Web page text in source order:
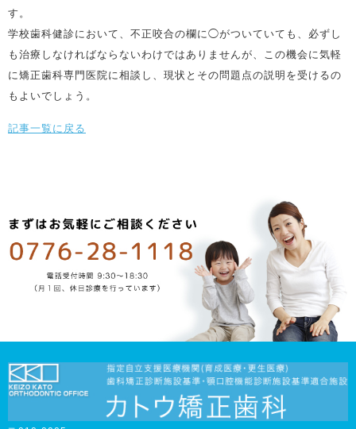
す。
学校歯科健診において、不正咬合の欄に◯がついていても、必ずし
も治療しなければならないわけではありませんが、この機会に気軽
に矯正歯科専門医院に相談し、現状とその問題点の説明を受けるの
もよいでしょう。
記事一覧に戻る